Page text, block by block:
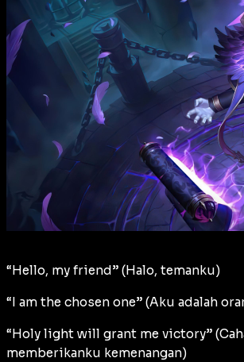
“Hello, my friend” (Halo, temanku)
“I am the chosen one” (Aku adalah
“Holy light will grant me victory”
memberikanku kemenangan)